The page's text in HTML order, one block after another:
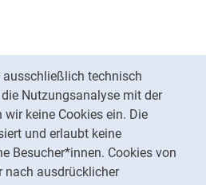
ausschließlich technisch
Nutzungsanalyse mit der
keine Cookies ein. Die
und erlaubt keine
Besucher*innen. Cookies von
nach ausdrücklicher